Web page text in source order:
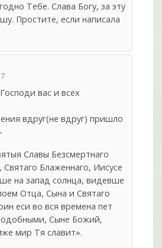
Тебе. Слава Богу, за эту
Простите, если написала
вас и всех
вдруг(не вдруг) пришло
Славы Безсмертнаго
Блаженнаго, Иисусе
на запад солнца, видевше
Отца, Сына и Святаго
еси во вся времена пет
Сыне Божий,
мир Тя славит».